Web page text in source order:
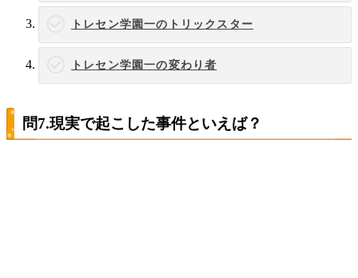
トレセン学園一のトリックスター
トレセン学園一の変わり者
問7.現実で起こした事件といえば？